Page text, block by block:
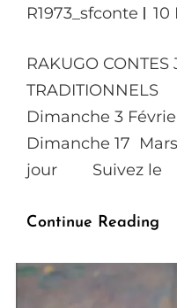
R1973_sfconte 10
RAKUGO CONTES
Dimanche 3
Dimanche 17
jour Suivez le
Continue Reading